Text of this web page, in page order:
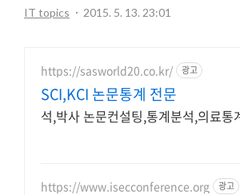
IT topics 2015. 5. 13. 23:01
https://sasworld20.co.kr/ 광고
SCI,KCI 논문통계 전문
석,박사 논문컨설팅,통계분석,의료
https://www.isecconference.org 광고